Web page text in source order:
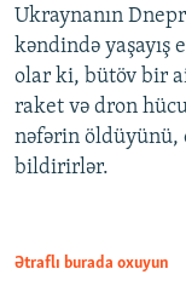
Ukraynanın
kəndində yaşayış
olar ki, bütöv bir
raket və dron
nəfərin öldüyünü,
bildirirlər.
Ətraflı burada oxuyun